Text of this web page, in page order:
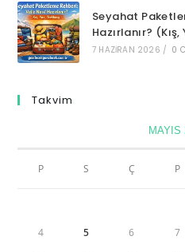
Seyahat
Hazırlanır?
7 HAZIRAN 2026 / 0
Takvim
MAYIS
P S Ç P
4 5 6 7